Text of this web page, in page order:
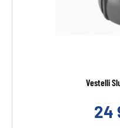
Vestelli
24